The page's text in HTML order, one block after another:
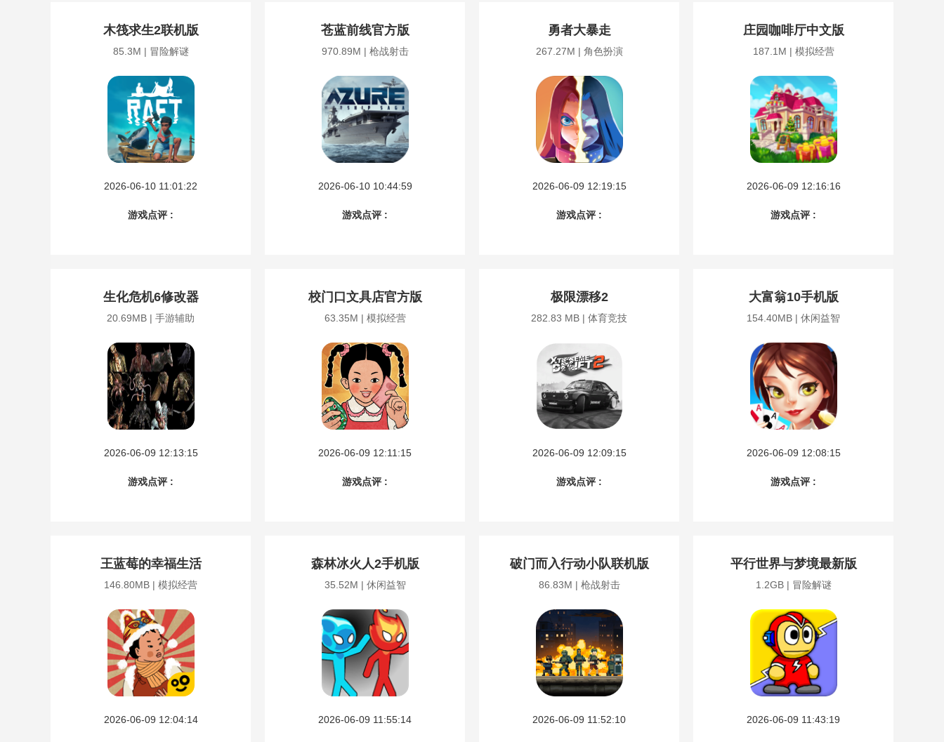
木筏求生2联机版
85.3M | 冒险解谜
2026-06-10 11:01:22
游戏点评 :
苍蓝前线官方版
970.89M | 枪战射击
2026-06-10 10:44:59
游戏点评 :
勇者大暴走
267.27M | 角色扮演
2026-06-09 12:19:15
游戏点评 :
庄园咖啡厅中文版
187.1M | 模拟经营
2026-06-09 12:16:16
游戏点评 :
生化危机6修改器
20.69MB | 手游辅助
2026-06-09 12:13:15
游戏点评 :
校门口文具店官方版
63.35M | 模拟经营
2026-06-09 12:11:15
游戏点评 :
极限漂移2
282.83 MB | 体育竞技
2026-06-09 12:09:15
游戏点评 :
大富翁10手机版
154.40MB | 休闲益智
2026-06-09 12:08:15
游戏点评 :
王蓝莓的幸福生活
146.80MB | 模拟经营
2026-06-09 12:04:14
森林冰火人2手机版
35.52M | 休闲益智
2026-06-09 11:55:14
破门而入行动小队联机版
86.83M | 枪战射击
2026-06-09 11:52:10
平行世界与梦境最新版
1.2GB | 冒险解谜
2026-06-09 11:43:19